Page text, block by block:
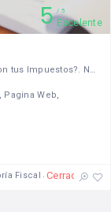
5 5
Excelente
Problemas con tu Contabilidad?, Requieres ayuda con tus Impuestos?. Nosotros tenemos la solución, con nuestros servicios podrás ocuparte 100% al gíro de tu negocio mientras nosotros gestionamos tus finanzas
Pagina Web
Fiscal Cerrado